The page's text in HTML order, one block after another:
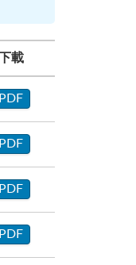
下載
PDF
PDF
PDF
PDF